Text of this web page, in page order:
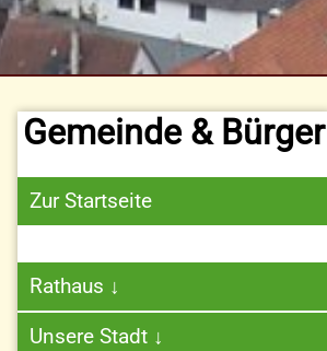
Gemeinde & Bürger
Zur Startseite
Rathaus ↓
Unsere Stadt ↓